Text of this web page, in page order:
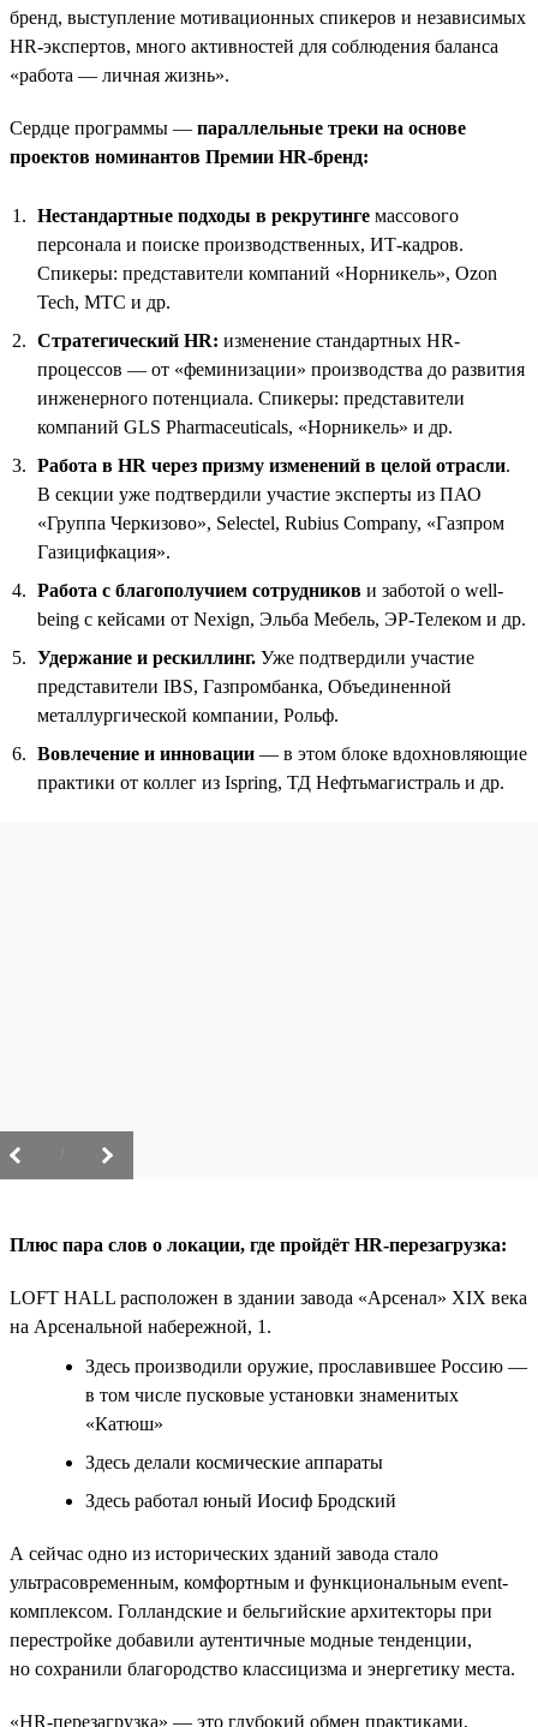
бренд, выступление мотивационных спикеров и независимых
HR-экспертов, много активностей для соблюдения баланса
«работа — личная жизнь».
Сердце программы — параллельные треки на основе
проектов номинантов Премии HR-бренд:
Нестандартные подходы в рекрутинге массового
персонала и поиске производственных, ИТ-кадров.
Спикеры: представители компаний «Норникель», Ozon
Tech, МТС и др.
Стратегический HR: изменение стандартных HR-
процессов — от «феминизации» производства до развития
инженерного потенциала. Спикеры: представители
компаний GLS Pharmaceuticals, «Норникель» и др.
Работа в HR через призму изменений в целой отрасли.
В секции уже подтвердили участие эксперты из ПАО
«Группа Черкизово», Selectel, Rubius Company, «Газпром
Газицифкация».
Работа с благополучием сотрудников и заботой о well-
being с кейсами от Nexign, Эльба Мебель, ЭР-Телеком и др.
Удержание и рескиллинг. Уже подтвердили участие
представители IBS, Газпромбанка, Объединенной
металлургической компании, Рольф.
Вовлечение и инновации — в этом блоке вдохновляющие
практики от коллег из Ispring, ТД Нефтьмагистраль и др.
Плюс пара слов о локации, где пройдёт HR-перезагрузка:
LOFT HALL расположен в здании завода «Арсенал» XIX века
на Арсенальной набережной, 1.
Здесь производили оружие, прославившее Россию —
в том числе пусковые установки знаменитых
«Катюш»
Здесь делали космические аппараты
Здесь работал юный Иосиф Бродский
А сейчас одно из исторических зданий завода стало
ультрасовременным, комфортным и функциональным event-
комплексом. Голландские и бельгийские архитекторы при
перестройке добавили аутентичные модные тенденции,
но сохранили благородство классицизма и энергетику места.
«HR-перезагрузка» — это глубокий обмен практиками,